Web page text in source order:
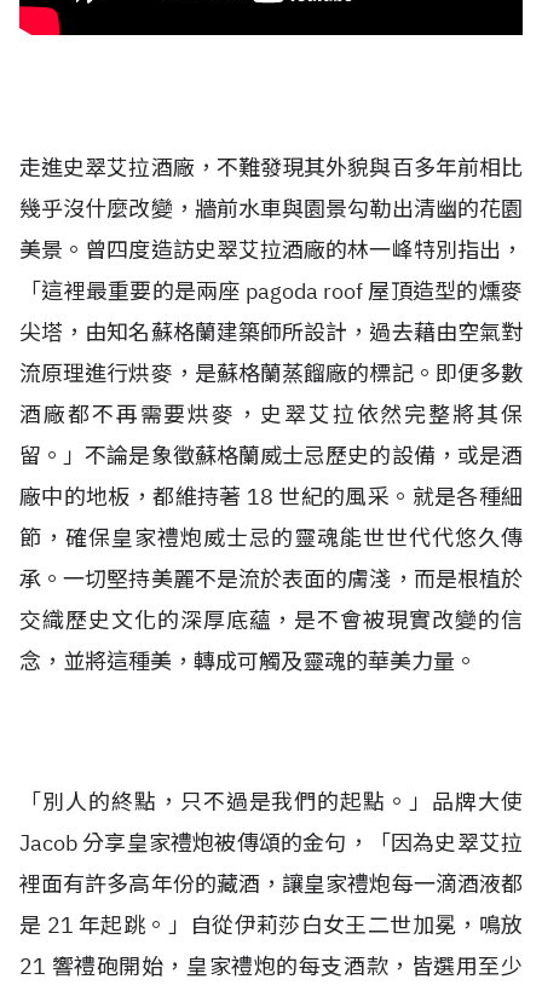
走進史翠艾拉酒廠，不難發現其外貌與百多年前相比
幾乎沒什麼改變，牆前水車與園景勾勒出清幽的花園
美景。曾四度造訪史翠艾拉酒廠的林一峰特別指出，
「這裡最重要的是兩座 pagoda roof 屋頂造型的燻麥
尖塔，由知名蘇格蘭建築師所設計，過去藉由空氣對
流原理進行烘麥，是蘇格蘭蒸餾廠的標記。即便多數
酒廠都不再需要烘麥，史翠艾拉依然完整將其保
留。」不論是象徵蘇格蘭威士忌歷史的設備，或是酒
廠中的地板，都維持著 18 世紀的風采。就是各種細
節，確保皇家禮炮威士忌的靈魂能世世代代悠久傳
承。一切堅持美麗不是流於表面的膚淺，而是根植於
交織歷史文化的深厚底蘊，是不會被現實改變的信
念，並將這種美，轉成可觸及靈魂的華美力量。
「別人的終點，只不過是我們的起點。」品牌大使
Jacob 分享皇家禮炮被傳頌的金句，「因為史翠艾拉
裡面有許多高年份的藏酒，讓皇家禮炮每一滴酒液都
是 21 年起跳。」自從伊莉莎白女王二世加冕，鳴放
21 響禮砲開始，皇家禮炮的每支酒款，皆選用至少